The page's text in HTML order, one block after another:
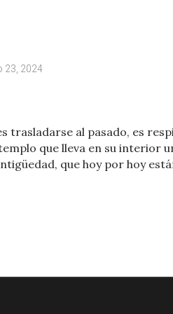
23, 2024
trasladarse al pasado, es
que lleva en su interior
que hoy por hoy